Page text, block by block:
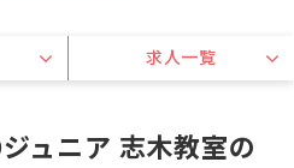
求人一覧
ュニア 志木教室の